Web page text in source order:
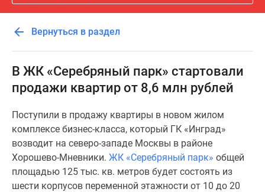
Новостройки
Москвы
Готовые
новостройки
Новостройки
Специальные
предложения
Коммерческие
помещения
Продавцы
Вернуться в раздел
В ЖК «Серебряный парк» стартовали
продажи квартир от 8,6 млн рублей
Поступили в продажу квартиры в новом жилом
комплексе бизнес-класса, который ГК «Инград»
возводит на северо-западе Москвы в районе
Хорошево-Мневники. ЖК «Серебряный парк» общей
площадью 125 тыс. кв. метров будет состоять из
шести корпусов переменной этажности от 10 до 20